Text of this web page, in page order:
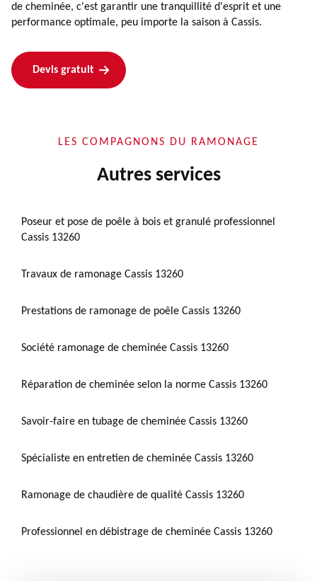
de cheminée, c'est garantir une tranquillité d'esprit et une
performance optimale, peu importe la saison à Cassis.
Devis gratuit
LES COMPAGNONS DU RAMONAGE
Autres services
Poseur et pose de poêle à bois et granulé professionnel
Cassis 13260
Travaux de ramonage Cassis 13260
Prestations de ramonage de poêle Cassis 13260
Société ramonage de cheminée Cassis 13260
Réparation de cheminée selon la norme Cassis 13260
Savoir-faire en tubage de cheminée Cassis 13260
Spécialiste en entretien de cheminée Cassis 13260
Ramonage de chaudière de qualité Cassis 13260
Professionnel en débistrage de cheminée Cassis 13260